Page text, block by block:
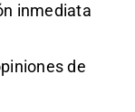
inmediata
de